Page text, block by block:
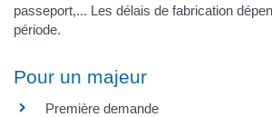
passeport,... Les délais de fabrication
période.
Pour un majeur
Première demande